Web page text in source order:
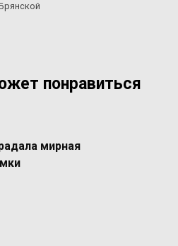
понравиться
мирная